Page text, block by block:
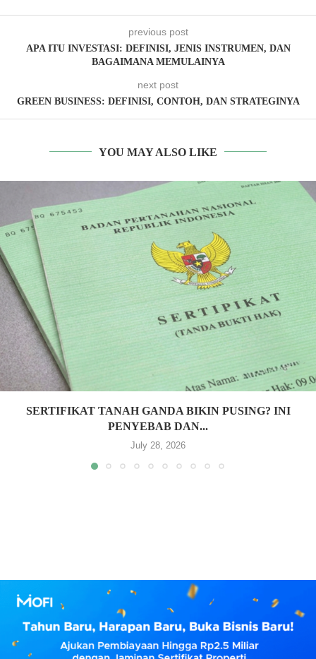
previous post
APA ITU INVESTASI: DEFINISI, JENIS INSTRUMEN, DAN
BAGAIMANA MEMULAINYA
next post
GREEN BUSINESS: DEFINISI, CONTOH, DAN STRATEGINYA
YOU MAY ALSO LIKE
SERTIFIKAT TANAH GANDA BIKIN PUSING? INI
PENYEBAB DAN...
July 28, 2026